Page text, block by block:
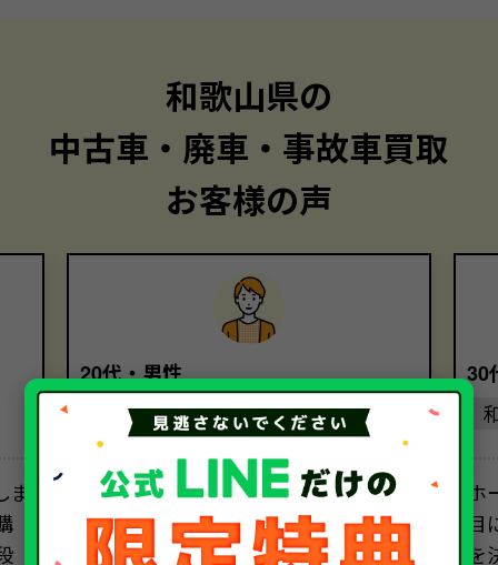
和歌山県の
中古車・廃車・事故車買取
お客様の声
20代・男性
和歌山県
電車通勤になり、ほとんど乗らなくな
った車をソコカラさんに売却しまし
た。初めて利用しましたが、高価買
30